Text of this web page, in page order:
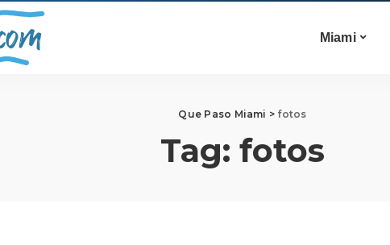
Miami
Que Paso Miami > fotos
Tag: fotos